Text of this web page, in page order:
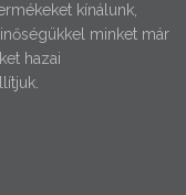
kínálunk,
minket már
hazai